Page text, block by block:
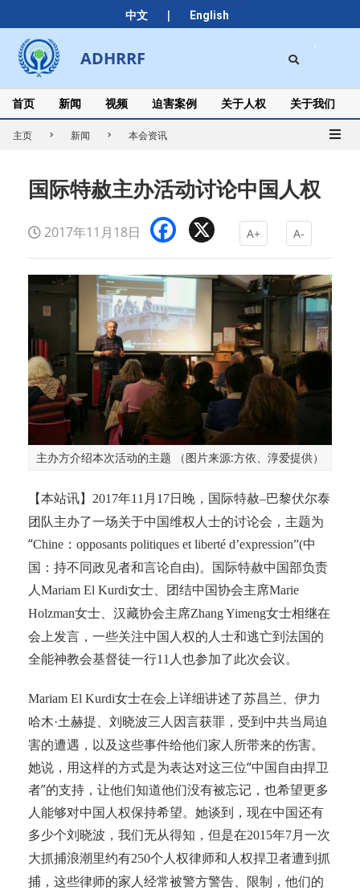
中文 | English
to
content
ADHRRF
Secondary
Navigation
Menu
首页 新闻 视频 迫害案例 关于人权 关于我们
主页 新闻 本会资讯
国际特赦主办活动讨论中国人权
2017年11月18日 Facebook A+ A-
主办方介绍本次活动的主题 （图片来源:方依、淳爱提供）
【本站讯】 2017年11 月 17日晚，国际特赦–巴黎伏尔泰
团队主办了一场关于中国维权人士的讨论会，主题为
“Chine ： opposants politiques et liberté d’expression”(中
国：持不同政见者和言论自由)。国际特赦中国部负责
人Mariam El Kurdi女士、团结中国协会主席Marie
Holzman女士、汉藏协会主席Zhang Yimeng女士相继在
会上发言，一些关注中国人权的人士和逃亡到法国的
全能神教会基督徒一行11 人也参加了此次会议。
Mariam El Kurdi女士在会上详细讲述了苏昌兰、伊力
哈木·土赫提、刘晓波三人因言获罪，受到中共当局迫
害的遭遇，以及这些事件给他们家人所带来的伤害。
她说，用这样的方式是为表达对这三位“中国自由捍卫
者”的支持，让他们知道他们没有被忘记，也希望更多
人能够对中国人权保持希望。她谈到，现在中国还有
多少个刘晓波，我们无从得知，但是在2015年7月一次
大抓捕浪潮里约有250个人权律师和人权捍卫者遭到抓
捕，这些律师的家人经常被警方警告、限制，他们的